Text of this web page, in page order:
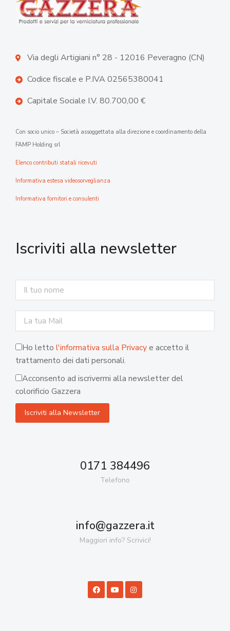
Via degli Artigiani n° 28 - 12016 Peveragno (CN)
Codice fiscale e P.IVA 02565380041
Capitale Sociale I.V. 80.700,00 €
Con socio unico – Società assoggettata alla direzione e coordinamento della
FAMP Holding srl
Elenco contributi statali ricevuti
Informativa estesa videosorveglianza
Informativa fornitori e consulenti
Iscriviti alla newsletter
Ho letto l'informativa sulla Privacye accetto il
trattamento dei dati personali.
Acconsento ad iscrivermi alla newsletter del
colorificio Gazzera
0171 384496
Telefono
info@gazzera.it
Maggiori info? Scrivici!